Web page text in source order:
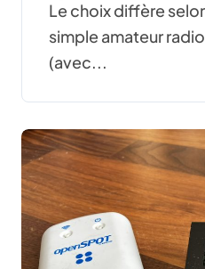
Le choix diffère selon que vous soyez
simple amateur
(avec...